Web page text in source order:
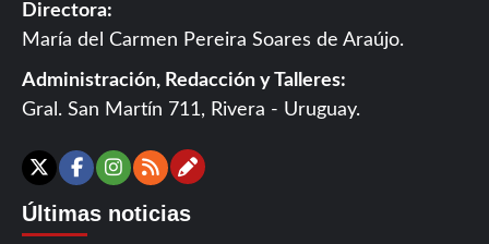
Directora:
María del Carmen Pereira Soares de Araújo.
Administración, Redacción y Talleres:
Gral. San Martín 711, Rivera - Uruguay.
X Facebook
Instagram
RSSContáctanos
Últimas noticias